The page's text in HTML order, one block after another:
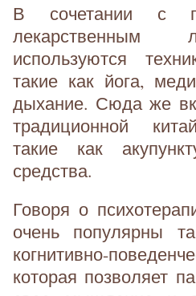
В сочетании с
лекарственным
используются
такие как йога,
дыхание. Сюда же
традиционной
такие как
средства.
Говоря о
очень популярны
когнитивно-
которая позволяет